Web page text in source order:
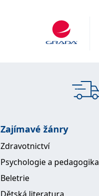
Zajímavé žánry
Zdravotnictví
Psychologie a pedagogika
Beletrie